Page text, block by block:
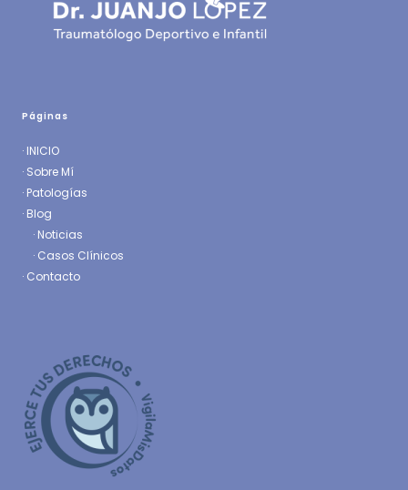
Páginas
· INICIO
· Sobre Mí
· Patologías
· Blog
· Noticias
· Casos Clínicos
· Contacto